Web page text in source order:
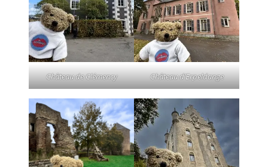
Château de Clémency Château d’Erpeldange